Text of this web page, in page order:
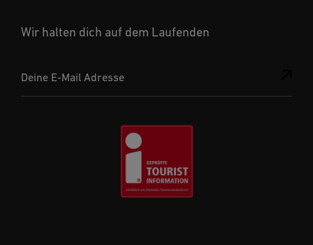
Wir halten dich auf dem Laufenden
Deine E-Mail Adresse